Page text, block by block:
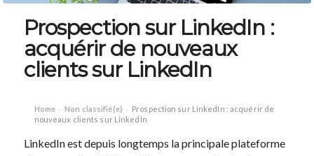
Prospection sur LinkedIn :
acquérir de nouveaux
clients sur LinkedIn
Home › Non classifié(e) › Prospection sur LinkedIn : acquérir de
nouveaux clients sur LinkedIn
LinkedIn est depuis longtemps la principale plateforme